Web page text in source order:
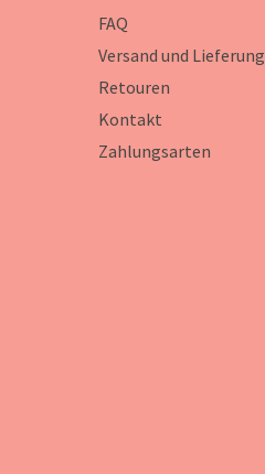
FAQ
Versand und Lieferung
Retouren
Kontakt
Zahlungsarten